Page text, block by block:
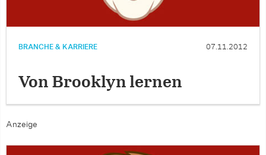
BRANCHE & KARRIERE 07.11.2012
Von Brooklyn lernen
Anzeige